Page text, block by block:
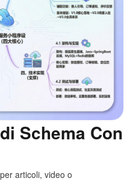
Schema Con
articoli, video o